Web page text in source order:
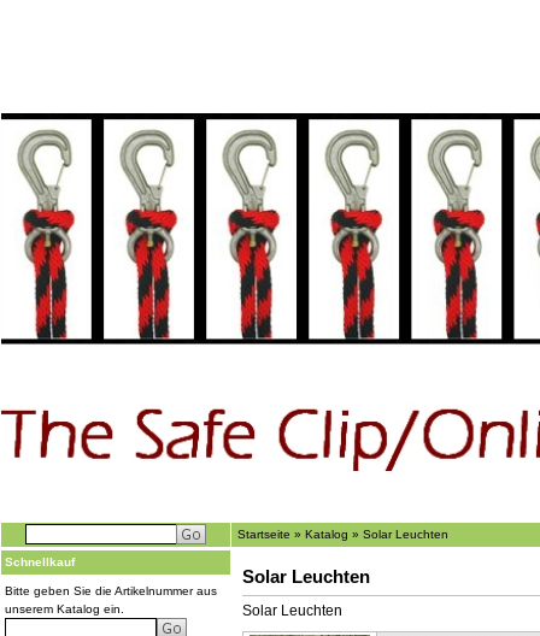
Startseite » Katalog » Solar Leuchten
Schnellkauf
Bitte geben Sie die Artikelnummer aus
unserem Katalog ein.
Solar Leuchten
Solar Leuchten